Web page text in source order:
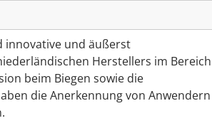
innovative und äußerst
Herstellers im Bereich
beim Biegen sowie die
die Anerkennung von Anwendern